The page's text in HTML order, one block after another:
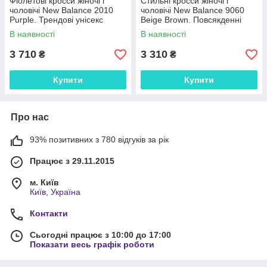
чоловічі New Balance 2010
Purple. Трендові унісекс
кроссівки Нью Беленс 2010.
В наявності
3 710 ₴
Купити
чоловічі New Balance 9060
Beige Brown. Повсякденні
унісекс кроссівки Нью Беленс
9060.
В наявності
3 310 ₴
Купити
Про нас
93% позитивних з 780 відгуків за рік
Працює з 29.11.2015
м. Київ
Київ, Україна
Контакти
Сьогодні працює з 10:00 до 17:00
Показати весь графік роботи